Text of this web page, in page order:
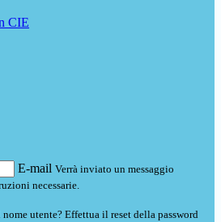
CIE
E-mail Verrà inviato un messaggio
necessarie.
utente? Effettua il reset della password